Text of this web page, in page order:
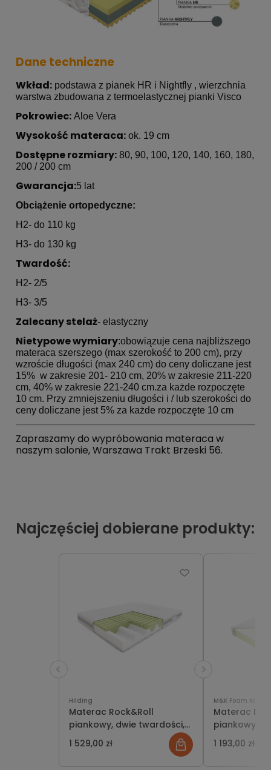
Dane techniczne
Wkład: podstawa z pianek HR i Nightfly , wierzchnia
warstwa zbudowana z termoelastycznej pianki Visco
Pokrowiec: Aloe Vera
Wysokość materaca: ok. 19 cm
Dostępne rozmiary: 80, 90, 100, 120, 140, 160, 180,
200 / 200 cm
Gwarancja:5 lat
Obciążenie ortopedyczne:
H2- do 110 kg
H3- do 130 kg
Twardość:
H2- 2/5
H3- 3/5
Zalecany stelaż- elastyczny
Nietypowe wymiary:obowiązuje cena najbliższego
materaca szerszego (max szerokość to 200 cm), przy
wzroście długości (max 240 cm) do ceny doliczane jest
15% w zakresie 201- 210 cm, 20% w zakresie 211-220
cm, 40% w zakresie 221-240 cm.za każde rozpoczęte
10 cm. Przy zmniejszeniu długości i / lub szerokości do
ceny doliczane jest 5% za każde rozpoczęte 10 cm
Zapraszamy do wypróbowania materaca w
naszym salonie, Warszawa Trakt Brzeski 56.
Najczęściej dobierane produkty:
Hilding
Materac Rock&Roll
piankowy, dwie twardości,
HILDING
1 529,00 zł
M&K Foam Koło
Materac
piankowy
1 193,00 zł